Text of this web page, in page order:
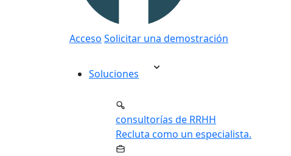
Acceso Solicitar una demostración
Soluciones
consultorías de RRHH
Recluta como un especialista.